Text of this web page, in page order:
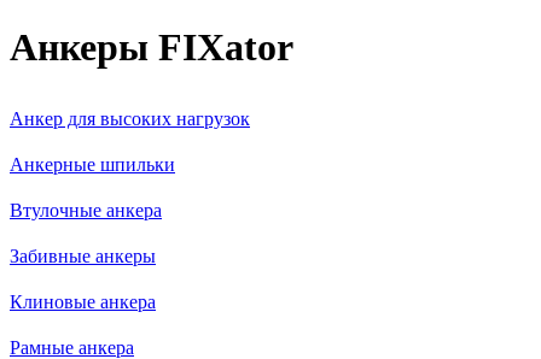
Анкеры FIXator
Анкер для высоких нагрузок
Анкерные шпильки
Втулочные анкера
Забивные анкеры
Клиновые анкера
Рамные анкера